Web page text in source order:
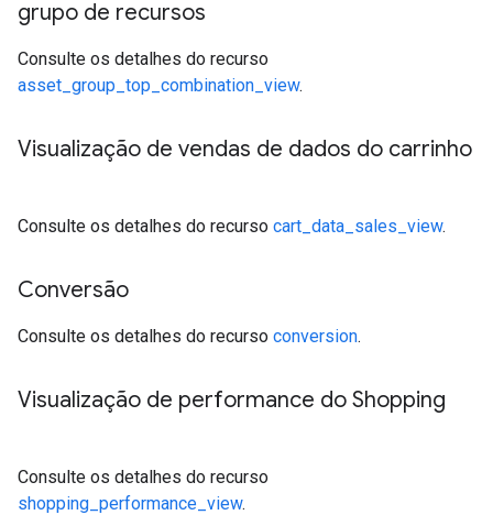
grupo de recursos
Consulte os detalhes do recurso
asset_group_top_combination_view.
Visualização de vendas de dados do carrinho
Consulte os detalhes do recurso cart_data_sales_view.
Conversão
Consulte os detalhes do recurso conversion.
Visualização de performance do Shopping
Consulte os detalhes do recurso
shopping_performance_view.